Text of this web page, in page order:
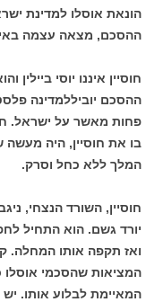
הונאת אוסלו למדינת
ההסכם, מצאה עצמה
חוסיין איננו יוסי
ההסכם יוביללמדינה
פחות מאשר על ישראל.
בו את חוסיין, היה
המלך ללא כחל וסרק.
חוסיין, השורד הנצחי,
יורד גשם. הוא התחיל
ואז תקפה אותו המחלה.
המציאות שהסכמי אוסלו
המאיימת לבלוע אותו. יש